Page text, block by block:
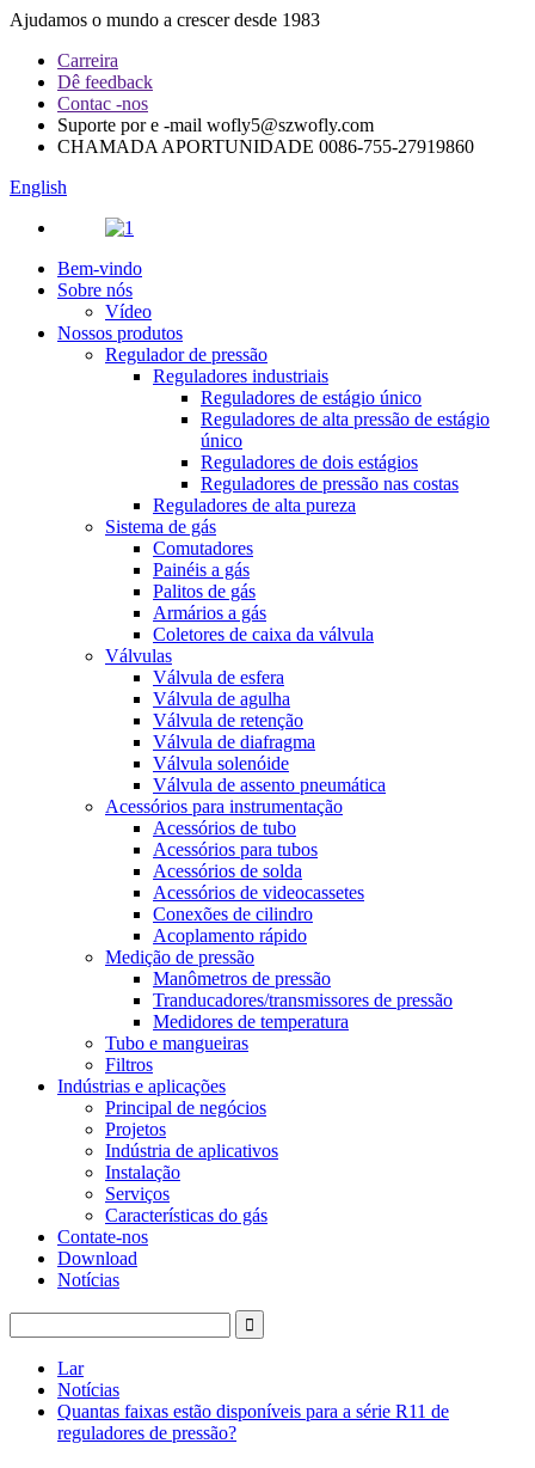
Ajudamos o mundo a crescer desde 1983
Carreira
Dê feedback
Contac -nos
Suporte por e -mail wofly5@szwofly.com
CHAMADA APORTUNIDADE 0086-755-27919860
English
Bem-vindo
Sobre nós
Vídeo
Nossos produtos
Regulador de pressão
Reguladores industriais
Reguladores de estágio único
Reguladores de alta pressão de estágio
único
Reguladores de dois estágios
Reguladores de pressão nas costas
Reguladores de alta pureza
Sistema de gás
Comutadores
Painéis a gás
Palitos de gás
Armários a gás
Coletores de caixa da válvula
Válvulas
Válvula de esfera
Válvula de agulha
Válvula de retenção
Válvula de diafragma
Válvula solenóide
Válvula de assento pneumática
Acessórios para instrumentação
Acessórios de tubo
Acessórios para tubos
Acessórios de solda
Acessórios de videocassetes
Conexões de cilindro
Acoplamento rápido
Medição de pressão
Manômetros de pressão
Tranducadores/transmissores de pressão
Medidores de temperatura
Tubo e mangueiras
Filtros
Indústrias e aplicações
Principal de negócios
Projetos
Indústria de aplicativos
Instalação
Serviços
Características do gás
Contate-nos
Download
Notícias
Lar
Notícias
Quantas faixas estão disponíveis para a série R11 de
reguladores de pressão?